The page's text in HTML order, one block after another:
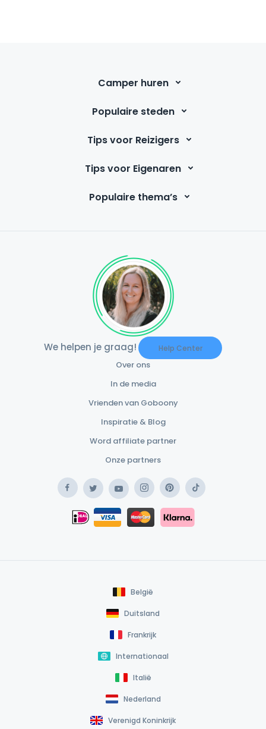
Camper huren
Populaire steden
Tips voor Reizigers
Tips voor Eigenaren
Populaire thema’s
We helpen je graag! Help Center
Over ons
In de media
Vrienden van Goboony
Inspiratie & Blog
Word affiliate partner
Onze partners
FacebookTwitterYouTubeInstagramPinterestTikTok
iDEAL
Safe Payment Card
Safe Payment Klarna
België
Duitsland
Frankrijk
Internationaal
Italië
Nederland
Verenigd Koninkrijk